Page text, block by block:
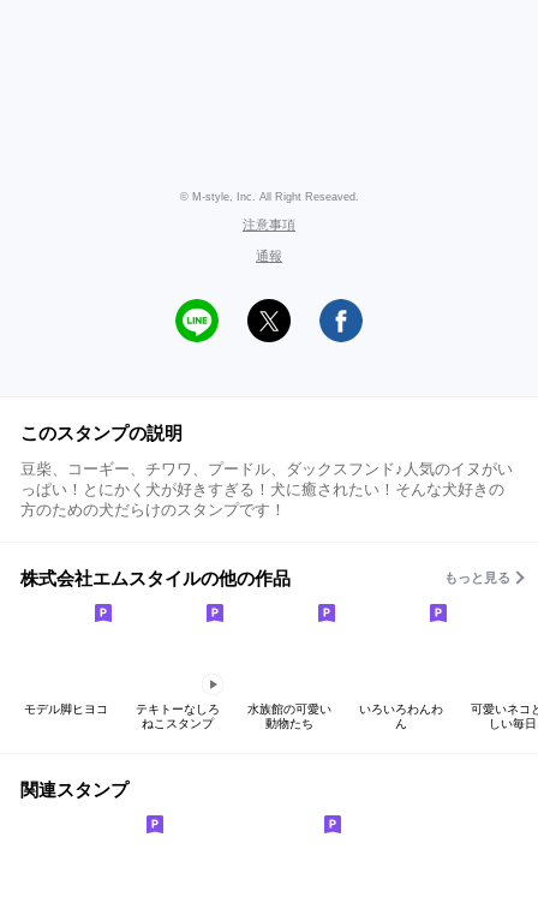
© M-style, Inc. All Right Reseaved.
注意事項
通報
このスタンプの説明
豆柴、コーギー、チワワ、プードル、ダックスフンド♪人気のイヌがい
っぱい！とにかく犬が好きすぎる！犬に癒されたい！そんな犬好きの
方のための犬だらけのスタンプです！
株式会社エムスタイルの他の作品 もっと見る
モデル脚ヒヨコ
テキトーなしろ
ねこスタンプ
水族館の可愛い
動物たち
いろいろわんわ
ん
可愛いネコ
しい毎日
関連スタンプ